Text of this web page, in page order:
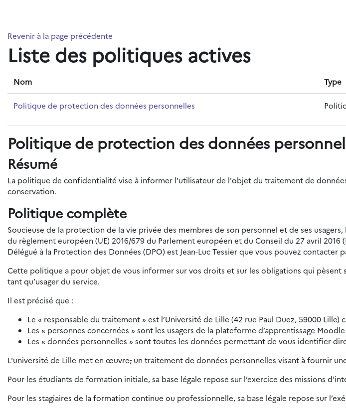
Revenir à la page précédente
Liste des politiques actives
Nom Type
Politique de protection des données personnelles
Politique de protection des données
Résumé
La politique de confidentialité vise à informer l'utilisateur de l'objet du traitement de
conservation.
Politique complète
Soucieuse de la protection de la vie privée des membres de son personnel et de ses
du règlement européen (UE) 2016/679 du Parlement européen et du Conseil du 27 avril
Délégué à la Protection des Données (DPO) est Jean-Luc Tessier que vous pouvez contacter
Cette politique a pour objet de vous informer sur vos droits et sur les obligations qui pèsent
tant qu’usager du service.
Il est précisé que :
Le « responsable du traitement » est l’Université de Lille (42 rue Paul Duez, 59000
Les « personnes concernées » sont les usagers de la plateforme d’apprentissage
Les « données personnelles » sont toutes les données permettant de vous identifier
L'université de Lille met en œuvre, un traitement de données personnelles visant à fournir
Pour les étudiants de formation initiale, sa base légale repose sur l’exercice des missions
Pour les stagiaires de la formation continue ou professionnelle, sa base légale repose sur